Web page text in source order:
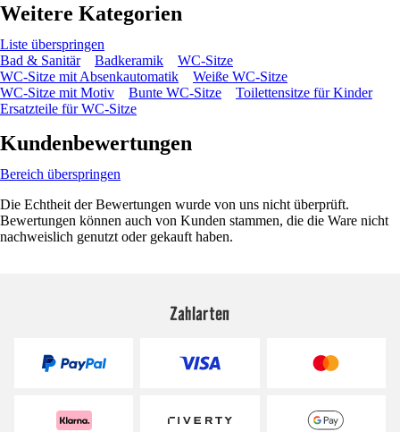
Weitere Kategorien
Liste überspringen
Bad & Sanitär
Badkeramik
WC-Sitze
WC-Sitze mit Absenkautomatik
Weiße WC-Sitze
WC-Sitze mit Motiv
Bunte WC-Sitze
Toilettensitze für Kinder
Ersatzteile für WC-Sitze
Kundenbewertungen
Bereich überspringen
Die Echtheit der Bewertungen wurde von uns nicht überprüft.
Bewertungen können auch von Kunden stammen, die die Ware nicht
nachweislich genutzt oder gekauft haben.
Zahlarten